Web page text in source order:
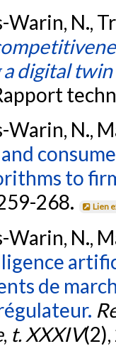
N.,
digital
N.,
to
268. Lien
N.,
de
, t. XXXIV